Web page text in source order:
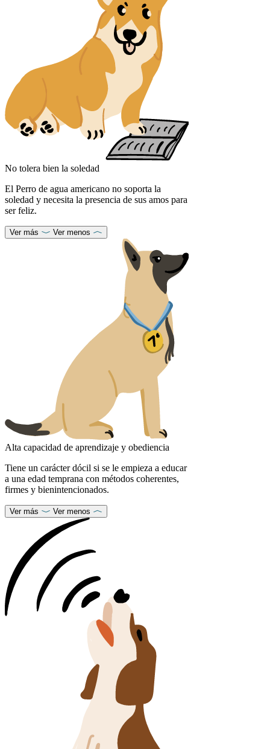
No tolera bien la soledad
El Perro de agua americano no soporta la
soledad y necesita la presencia de sus amos para
ser feliz.
Ver más Ver menos
Alta capacidad de aprendizaje y obediencia
Tiene un carácter dócil si se le empieza a educar
a una edad temprana con métodos coherentes,
firmes y bienintencionados.
Ver más Ver menos